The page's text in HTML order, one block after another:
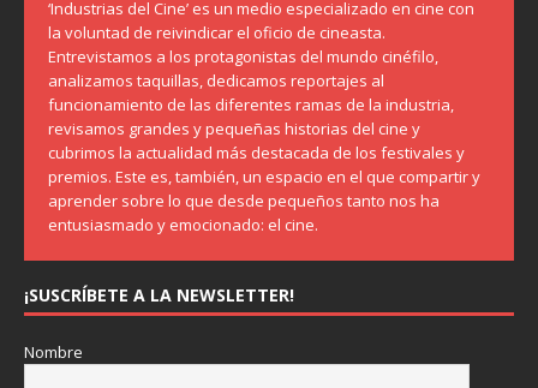
‘Industrias del Cine’ es un medio especializado en cine con
la voluntad de reivindicar el oficio de cineasta.
Entrevistamos a los protagonistas del mundo cinéfilo,
analizamos taquillas, dedicamos reportajes al
funcionamiento de las diferentes ramas de la industria,
revisamos grandes y pequeñas historias del cine y
cubrimos la actualidad más destacada de los festivales y
premios. Este es, también, un espacio en el que compartir y
aprender sobre lo que desde pequeños tanto nos ha
entusiasmado y emocionado: el cine.
¡SUSCRÍBETE A LA NEWSLETTER!
Nombre